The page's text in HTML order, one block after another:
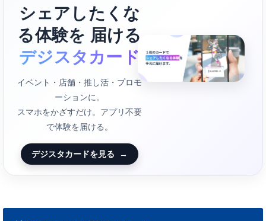
シェアしたくな
る体験を 届ける
デジスタカード
イベント・店舗・推し活・プロモ
ーションに。
スマホをかざすだけ。アプリ不要
で体験を届ける。
デジスタカードを見る →